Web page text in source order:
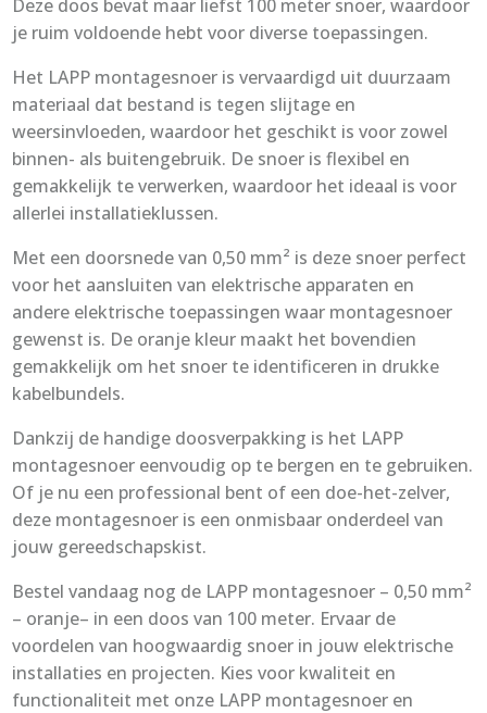
Deze doos bevat maar liefst 100 meter snoer, waardoor
je ruim voldoende hebt voor diverse toepassingen.
Het LAPP montagesnoer is vervaardigd uit duurzaam
materiaal dat bestand is tegen slijtage en
weersinvloeden, waardoor het geschikt is voor zowel
binnen- als buitengebruik. De snoer is flexibel en
gemakkelijk te verwerken, waardoor het ideaal is voor
allerlei installatieklussen.
Met een doorsnede van 0,50 mm² is deze snoer perfect
voor het aansluiten van elektrische apparaten en
andere elektrische toepassingen waar montagesnoer
gewenst is. De oranje kleur maakt het bovendien
gemakkelijk om het snoer te identificeren in drukke
kabelbundels.
Dankzij de handige doosverpakking is het LAPP
montagesnoer eenvoudig op te bergen en te gebruiken.
Of je nu een professional bent of een doe-het-zelver,
deze montagesnoer is een onmisbaar onderdeel van
jouw gereedschapskist.
Bestel vandaag nog de LAPP montagesnoer – 0,50 mm²
– oranje– in een doos van 100 meter. Ervaar de
voordelen van hoogwaardig snoer in jouw elektrische
installaties en projecten. Kies voor kwaliteit en
functionaliteit met onze LAPP montagesnoer en